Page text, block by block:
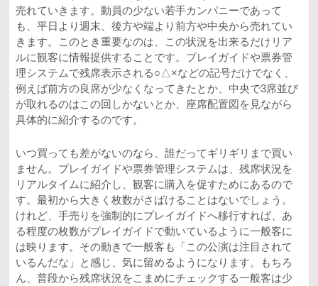
売れていきます。動員の少ない若手カンパニーであって
も、平日より週末、後方や端より前方や中央から売れてい
きます。このとき重要なのは、この状況を出来るだけリア
ルに観客に情報提供することです。プレイガイドや票券管
理システムで残席表示される○△×などの記号だけでなく、
例えば前方の良席が少なくなってきたとか、中央で3席並び
が取れるのはこの回しかないとか、座席配置図を見ながら
具体的に紹介するのです。
いつ買っても差がないのなら、誰だってギリギリまで買い
ません。プレイガイドや票券管理システムは、残席状況を
リアルタイムに紹介し、観客に購入を促すためにあるので
す。最初から大きく枚数がさばけることはないでしょう。
けれど、手売りを強制的にプレイガイドへ移行すれば、あ
る程度の枚数がプレイガイドで動いているように一般客に
は映ります。その動きで一般客も「この公演は注目されて
いるんだな」と感じ、気に留めるようになります。もちろ
ん、普段から残席状況をこまめにチェックする一般客は少